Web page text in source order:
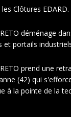
Clôtures EDARD.
déménage
et portails
prend une
(42) qui
à la pointe de la